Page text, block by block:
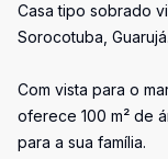
Casa tipo sobrado
Sorocotuba, Guarujá.
Com vista para o
oferece 100 m² de
para a sua família.